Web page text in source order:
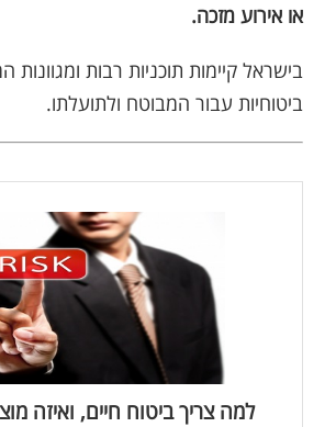
או אירוע מזכה.
בישראל קיימות תוכניות רבות ומגוונות
ביטוחיות עבור המבוטח ולתועלתו.
למה צריך ביטוח חיים, ואיזה
רבים מאיתנו מודעים לחשיבות
אבל מרוב משווקים והצעות,
מוצר כן לרכוש. מרוב מידע אנו
לעסוק בזה או רוכשים מוצרים לא
לדעת קצת יותר?